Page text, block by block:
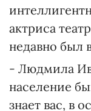
актриса
недавно был
- Людмила
население
знает вас, в